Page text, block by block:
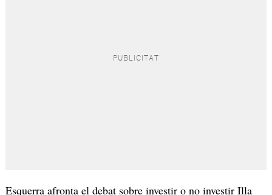
Esquerra afronta el debat sobre investir o no investir Illa